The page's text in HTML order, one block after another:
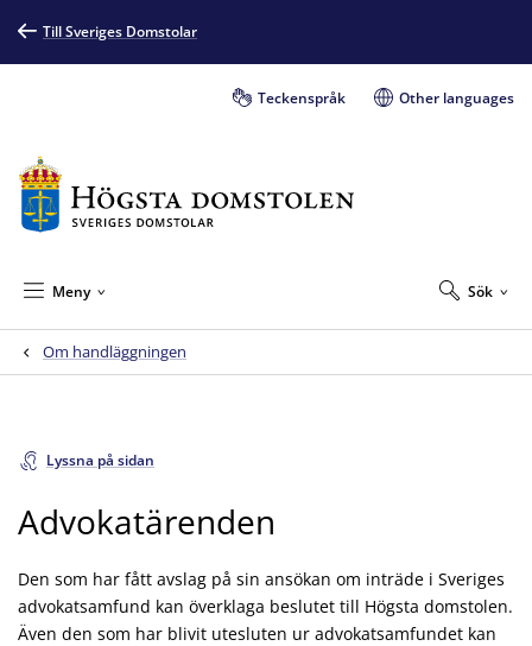
Till Sveriges Domstolar
Teckenspråk Other languages
Sök
Meny
Om handläggningen
Lyssna på sidan
Advokatärenden
Den som har fått avslag på sin ansökan om inträde i Sveriges
advokatsamfund kan överklaga beslutet till Högsta domstolen.
Även den som har blivit utesluten ur advokatsamfundet kan